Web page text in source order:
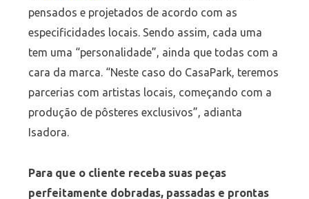
pensados e projetados de acordo com as
especificidades locais. Sendo assim, cada uma
tem uma “personalidade”, ainda que todas com a
cara da marca. “Neste caso do CasaPark, teremos
parcerias com artistas locais, começando com a
produção de pôsteres exclusivos”, adianta
Isadora.
Para que o cliente receba suas peças
perfeitamente dobradas, passadas e prontas